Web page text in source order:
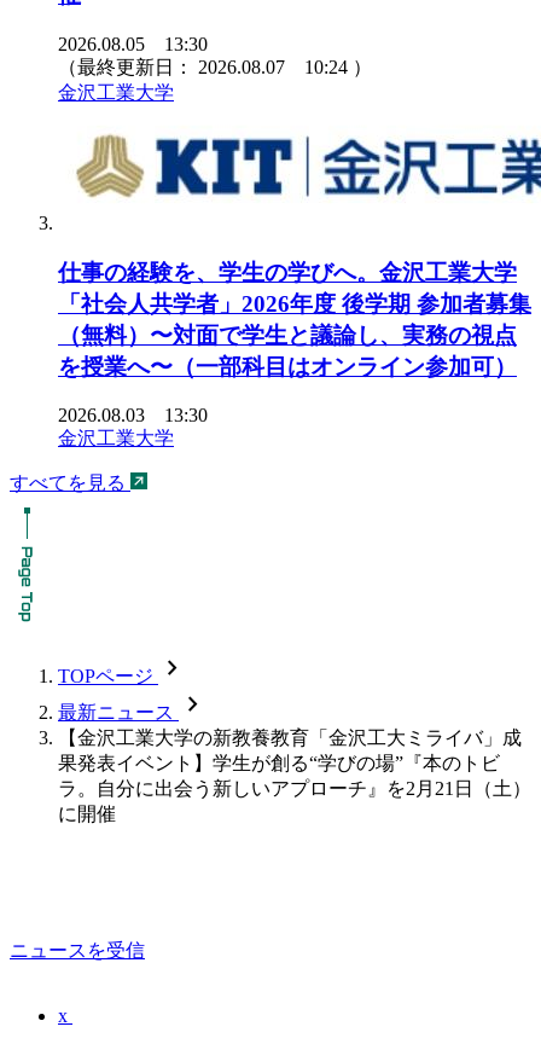
2026.08.05 13:30
（最終更新日： 2026.08.07 10:24 ）
金沢工業大学
仕事の経験を、学生の学びへ。金沢工業大学
「社会人共学者」2026年度 後学期 参加者募集
（無料）〜対面で学生と議論し、実務の視点
を授業へ〜（一部科目はオンライン参加可）
2026.08.03 13:30
金沢工業大学
すべてを見る
TOPページ chevron_forward
最新ニュース chevron_forward
【金沢工業大学の新教養教育「金沢工大ミライバ」成
果発表イベント】学生が創る“学びの場”『本のトビ
ラ。自分に出会う新しいアプローチ』を2月21日（土）
に開催
ニュースを受信
x